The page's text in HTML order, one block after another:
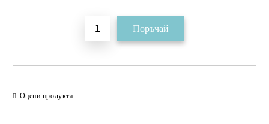
Оцени продукта